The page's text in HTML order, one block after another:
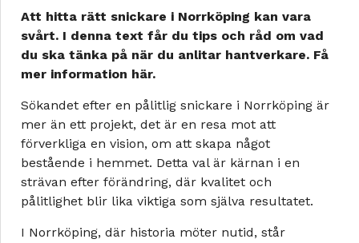
Att hitta rätt snickare i Norrköping kan vara
svårt. I denna text får du tips och råd om vad
du ska tänka på när du anlitar hantverkare. Få
mer information här.
Sökandet efter en pålitlig snickare i Norrköping är
mer än ett projekt, det är en resa mot att
förverkliga en vision, om att skapa något
bestående i hemmet. Detta val är kärnan i en
strävan efter förändring, där kvalitet och
pålitlighet blir lika viktiga som själva resultatet.
I Norrköping, där historia möter nutid, står